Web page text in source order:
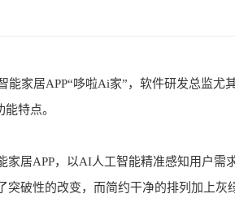
能家居APP“哆啦Ai家”，软件研发总监尤
特点。
家居APP，以AI人工智能精准感知用户需
突破性的改变，而简约干净的排列加上灰